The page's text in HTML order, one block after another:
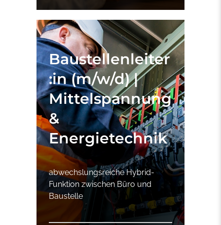
Baustellenleiter
:in (m/w/d) |
Mittelspannung
&
Energietechnik
abwechslungsreiche Hybrid-
Funktion zwischen Büro und
Baustelle